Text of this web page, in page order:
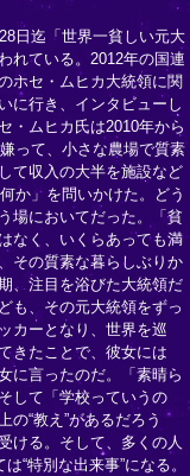
日迄「世界一貧しい元大
れている。2012年の国連
ホセ・ムヒカ大統領に関
に行き、インタビューし
・ムヒカ氏は2010年から
って、小さな農場で質素
て収入の大半を施設など
か」を問いかけた。どう
場においてだった。「貧
なく、いくらあっても満
その質素な暮らしぶりか
、注目を浴びた大統領だ
も、その元大統領をずっ
カーとなり、世界を巡
きたことで、彼女には
に言ったのだ。「素晴ら
して「学校っていうの
“教え”があるだろう
ける。そして、多くの人
“特別な出来事”になる。